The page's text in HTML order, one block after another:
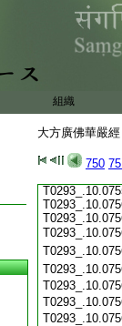
組織
大方廣佛華嚴
750